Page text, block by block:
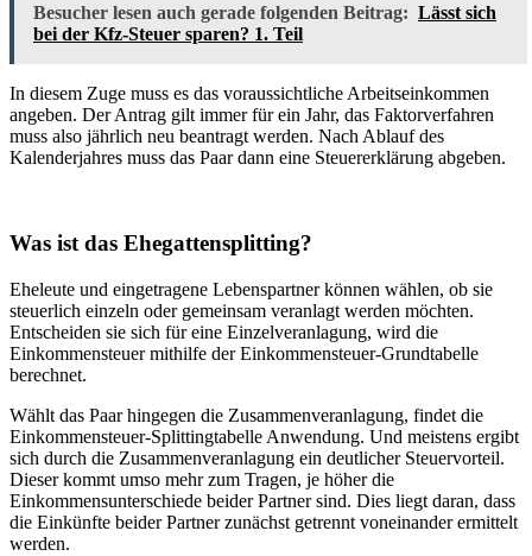
Besucher lesen auch gerade folgenden Beitrag: Lässt sich
bei der Kfz-Steuer sparen? 1. Teil
In diesem Zuge muss es das voraussichtliche Arbeitseinkommen
angeben. Der Antrag gilt immer für ein Jahr, das Faktorverfahren
muss also jährlich neu beantragt werden. Nach Ablauf des
Kalenderjahres muss das Paar dann eine Steuererklärung abgeben.
Was ist das Ehegattensplitting?
Eheleute und eingetragene Lebenspartner können wählen, ob sie
steuerlich einzeln oder gemeinsam veranlagt werden möchten.
Entscheiden sie sich für eine Einzelveranlagung, wird die
Einkommensteuer mithilfe der Einkommensteuer-Grundtabelle
berechnet.
Wählt das Paar hingegen die Zusammenveranlagung, findet die
Einkommensteuer-Splittingtabelle Anwendung. Und meistens ergibt
sich durch die Zusammenveranlagung ein deutlicher Steuervorteil.
Dieser kommt umso mehr zum Tragen, je höher die
Einkommensunterschiede beider Partner sind. Dies liegt daran, dass
die Einkünfte beider Partner zunächst getrennt voneinander ermittelt
werden.